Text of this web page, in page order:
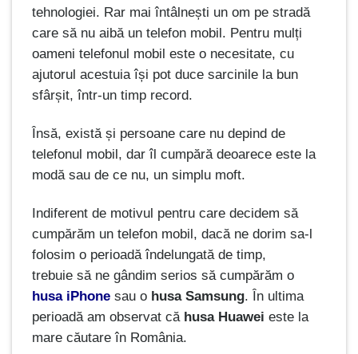
tehnologiei. Rar mai întâlnești un om pe stradă
care să nu aibă un telefon mobil. Pentru mulți
oameni telefonul mobil este o necesitate, cu
ajutorul acestuia își pot duce sarcinile la bun
sfârșit, într-un timp record.
Însă, există și persoane care nu depind de
telefonul mobil, dar îl cumpără deoarece este la
modă sau de ce nu, un simplu moft.
Indiferent de motivul pentru care decidem să
cumpărăm un telefon mobil, dacă ne dorim sa-l
folosim o perioadă îndelungată de timp,
trebuie să ne gândim serios să cumpărăm o
husa iPhone sau o husa Samsung. În ultima
perioadă am observat că husa Huawei este la
mare căutare în România.